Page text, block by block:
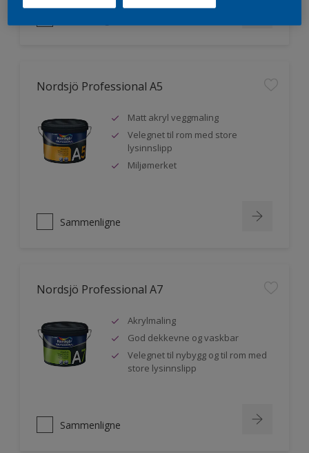
Nordsjö Professional A5
Matt akryl veggmaling
Velegnet til rom med store
lysinnslipp
Miljømerket
Sammenligne
Nordsjö Professional A7
Akrylmaling
God dekkevne og vaskbar
Velegnet til nybygg og til rom med
store lysinnslipp
Sammenligne